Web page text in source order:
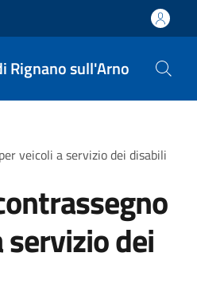
Rignano sull'Arno
veicoli a servizio dei disabili
dei